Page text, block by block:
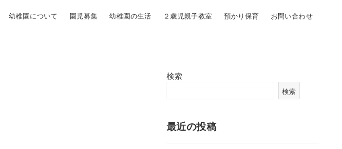
幼稚園について 園児募集 幼稚園の生活 ２歳児親子教室 預かり保育 お問い合わせ
検索
検索
最近の投稿